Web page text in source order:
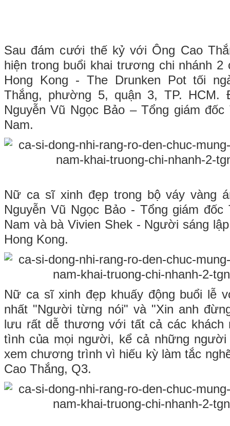
Sau đám cưới thế kỷ với Ông Cao
hiện trong buổi khai trương chi nhánh 2
Hong Kong - The Drunken Pot tối
Thắng, phường 5, quận 3, TP. HCM.
Nguyễn Vũ Ngọc Bảo – Tổng giám
Nam.
Nữ ca sĩ xinh đẹp trong bộ váy vàng
Nguyễn Vũ Ngọc Bảo - Tổng giám đốc
Nam và bà Vivien Shek - Người sáng
Hong Kong.
Nữ ca sĩ xinh đẹp khuấy động buổi lễ
nhất "Người từng nói" và "Xin anh
lưu rất dễ thương với tất cả các
tình của mọi người, kể cả những
xem chương trình vì hiếu kỳ làm tắc
Cao Thắng, Q3.